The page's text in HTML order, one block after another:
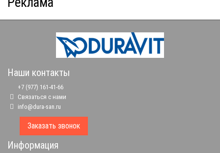
Наши контакты
+7 (977) 161-41-66
Связаться с нами
info@dura-san.ru
Заказать звонок
Информация